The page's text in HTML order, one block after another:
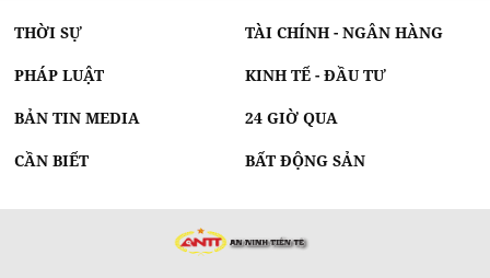
THỜI SỰ TÀI CHÍNH - NGÂN HÀNG
PHÁP LUẬT KINH TẾ - ĐẦU TƯ
BẢN TIN MEDIA 24 GIỜ QUA
CẦN BIẾT BẤT ĐỘNG SẢN